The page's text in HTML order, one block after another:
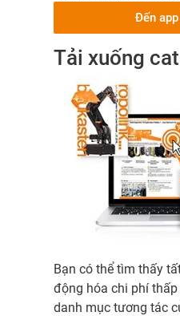
Đến
Tải xuống
Bạn có thể tìm thấy
động hóa chi phí
danh mục tương tác